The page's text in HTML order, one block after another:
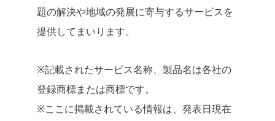
題の解決や地域の発展に寄与するサービスを
提供してまいります。
※記載されたサービス名称、製品名は各社の
登録商標または商標です。
※ここに掲載されている情報は、発表日現在